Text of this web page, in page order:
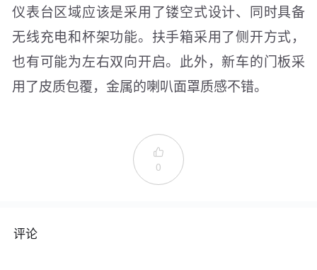
仪表台区域应该是采用了镂空式设计、同时具备
无线充电和杯架功能。扶手箱采用了侧开方式，
也有可能为左右双向开启。此外，新车的门板采
用了皮质包覆，金属的喇叭面罩质感不错。

0
评论